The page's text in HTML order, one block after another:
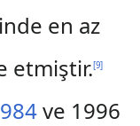
en az
etmiştir.[9]
ve 1996